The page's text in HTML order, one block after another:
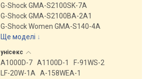
G-Shock GMA-S2100SK-7A
G-Shock GMA-S2100BA-2A1
G-Shock Women GMA-S140-4A
Ще моделі ↓
унісекс
A1000D-7 A1100D-1
F-91WS-2
LF-20W-1A
A-158WEA-1